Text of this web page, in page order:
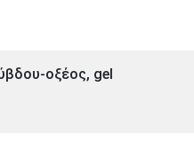
οξέος, gel